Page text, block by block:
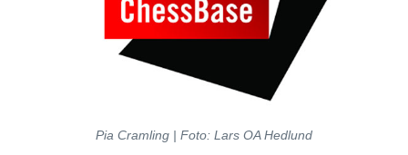
Pia Cramling | Foto: Lars OA Hedlund